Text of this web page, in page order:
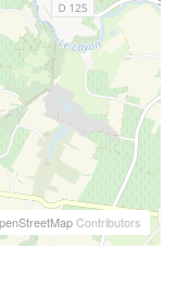
Contributors